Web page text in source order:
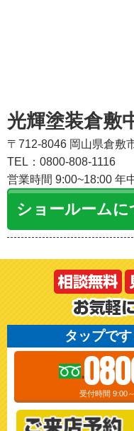
光輝塗装倉敷
〒712-8046 岡山県倉敷
TEL：0800-808-1116
営業時間 9:00~18:00 年
ショールーム
タップで
受付時間 9:00